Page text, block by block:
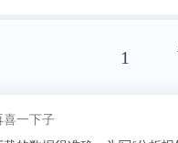
，互联网与金
1
昵称我pick了